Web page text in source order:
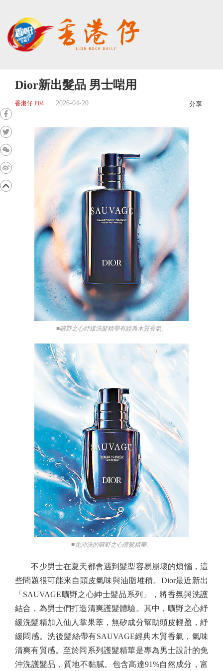
Dior新出髮品 男士啱用
香港仔 P04 2026-04-20 分享
■曠野之心紓緩洗髮精帶有經典木質香氣。
■免沖洗的曠野之心護髮精華。
不少男士在夏天都會遇到髮型容易崩壞的煩惱，這
些問題很可能來自頭皮氣味與油脂堆積。Dior最近新出
「SAUVAGE曠野之心紳士髮品系列」，將香氛與洗護
結合，為男士們打造清爽護髮體驗。其中，曠野之心紓
緩洗髮精加入仙人掌果萃，無矽成分幫助頭皮輕盈，紓
緩悶感。洗後髮絲帶有SAUVAGE經典木質香氣，氣味
清爽有質感。至於同系列護髮精華是專為男士設計的免
沖洗護髮品，質地不黏膩。包含高達91%自然成分，富